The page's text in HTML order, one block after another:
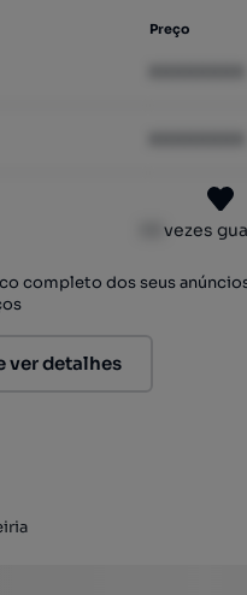
Preço
vezes
completo dos seus
ver detalhes